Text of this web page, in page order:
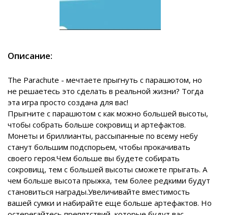
Описание:
The Parachute - мечтаете прыгнуть с парашютом, но
не решаетесь это сделать в реальной жизни? Тогда
эта игра просто создана для вас!
Прыгните с парашютом с как можно большей высоты,
чтобы собрать больше сокровищ и артефактов.
Монеты и бриллианты, рассыпанные по всему небу
станут большим подспорьем, чтобы прокачивать
своего героя.Чем больше вы будете собирать
сокровищ, тем с большей высоты сможете прыгать. А
чем больше высота прыжка, тем более редкими будут
становиться награды.Увеличивайте вместимость
вашей сумки и набирайте еще больше артефактов. Но